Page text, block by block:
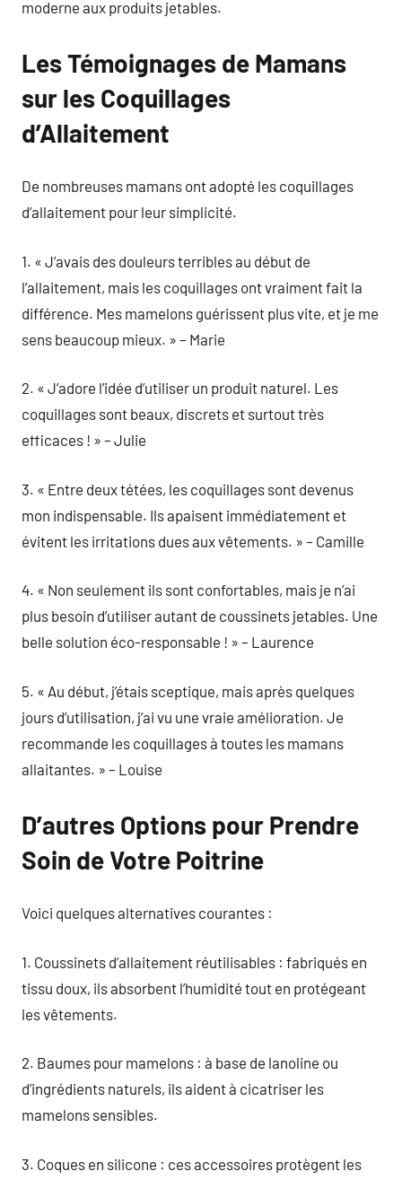
moderne aux produits jetables.
Les Témoignages de Mamans
sur les Coquillages
d’Allaitement
De nombreuses mamans ont adopté les coquillages
d’allaitement pour leur simplicité.
1. « J’avais des douleurs terribles au début de
l’allaitement, mais les coquillages ont vraiment fait la
différence. Mes mamelons guérissent plus vite, et je me
sens beaucoup mieux. » – Marie
2. « J’adore l’idée d’utiliser un produit naturel. Les
coquillages sont beaux, discrets et surtout très
efficaces ! » – Julie
3. « Entre deux tétées, les coquillages sont devenus
mon indispensable. Ils apaisent immédiatement et
évitent les irritations dues aux vêtements. » – Camille
4. « Non seulement ils sont confortables, mais je n’ai
plus besoin d’utiliser autant de coussinets jetables. Une
belle solution éco-responsable ! » – Laurence
5. « Au début, j’étais sceptique, mais après quelques
jours d’utilisation, j’ai vu une vraie amélioration. Je
recommande les coquillages à toutes les mamans
allaitantes. » – Louise
D’autres Options pour Prendre
Soin de Votre Poitrine
Voici quelques alternatives courantes :
1. Coussinets d’allaitement réutilisables : fabriqués en
tissu doux, ils absorbent l’humidité tout en protégeant
les vêtements.
2. Baumes pour mamelons : à base de lanoline ou
d’ingrédients naturels, ils aident à cicatriser les
mamelons sensibles.
3. Coques en silicone : ces accessoires protègent les